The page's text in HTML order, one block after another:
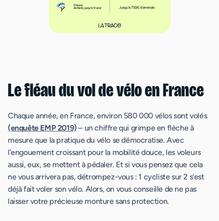
Le fléau du vol de vélo en France
Chaque année, en France, environ 580 000 vélos sont volés
(enquête EMP 2019)– un chiffre qui grimpe en flèche à
mesure que la pratique du vélo se démocratise. Avec
l’engouement croissant pour la mobilité douce, les voleurs
aussi, eux, se mettent à pédaler. Et si vous pensez que cela
ne vous arrivera pas, détrompez-vous : 1 cycliste sur 2 s'est
déjà fait voler son vélo. Alors, on vous conseille de ne pas
laisser votre précieuse monture sans protection.